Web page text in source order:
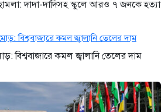
দাদা-দাদিসহ স্কুলে আরও ৭ জনকে হত্যা
বিশ্ববাজারে কমল জ্বালানি তেলের দাম